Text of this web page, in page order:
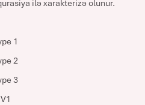
ilə xarakterizə olunur.
1
2
3
V1